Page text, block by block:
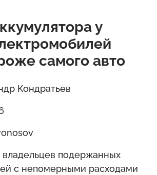
у
самого авто
Кондратьев
подержанных
с непомерными расходами